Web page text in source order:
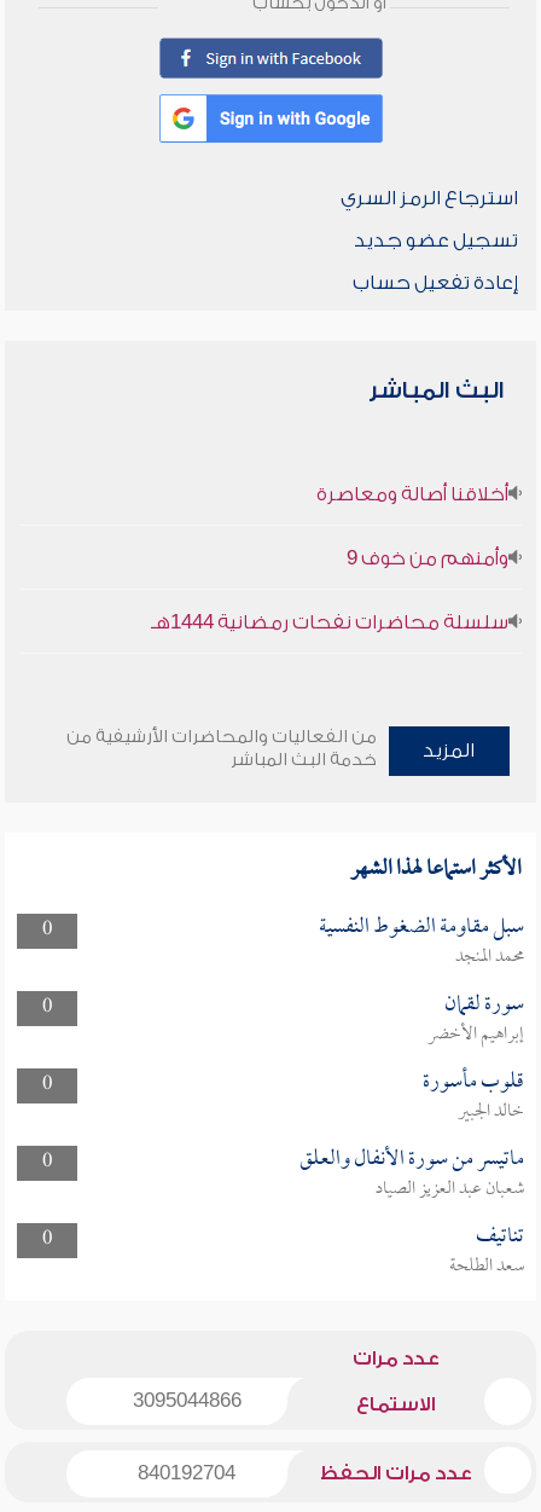
استرجاع الرمز السري
تسجيل عضو جديد
إعادة تفعيل حساب
البث المباشر
أخلاقنا أصالة ومعاصرة
وأمنهم من خوف 9
سلسلة محاضرات نفحات رمضانية 1444هـ
المزيد
من الفعاليات والمحاضرات الأرشيفية من
خدمة البث المباشر
الأكثر استماعا لهذا الشهر
0 سبل مقاومة الضغوط النفسية
محمد المنجد
0
سورة لقمان
إبراهيم الأخضر
0
قلوب مأسورة
خالد الجبير
0
ماتيسر من سورة الأنفال والعلق
شعبان عبد العزيز الصياد
0
تناتيف
سعد الطلحة
عدد مرات
الاستماع 3095044866
عدد مرات الحفظ 840192704